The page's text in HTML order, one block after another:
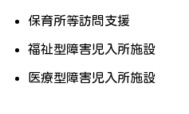
保育所等訪問支援
福祉型障害児入所施設
医療型障害児入所施設